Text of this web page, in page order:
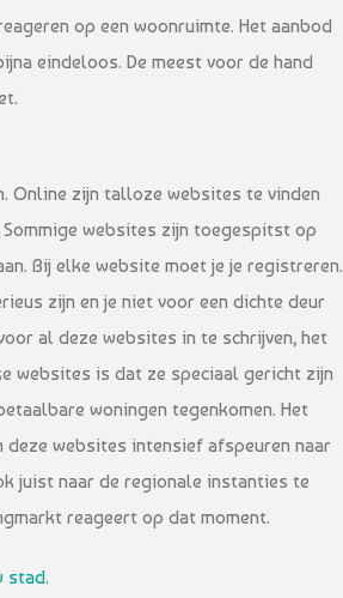
op een woonruimte. Het aanbod
eindeloos. De meest voor de hand
Online zijn talloze websites te vinden
websites zijn toegespitst op
Bij elke website moet je je registreren.
zijn en je niet voor een dichte deur
al deze websites in te schrijven, het
websites is dat ze speciaal gericht zijn
woningen tegenkomen. Het
websites intensief afspeuren naar
juist naar de regionale instanties te
reageert op dat moment.
stad.